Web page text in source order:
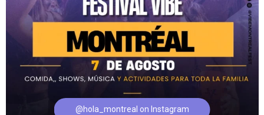
@hola_montreal on Instagram